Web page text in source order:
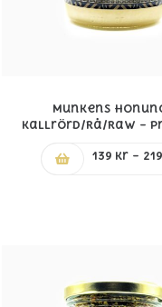
Munkens
Kallrörd/Rå/Raw –
139 kr – 219